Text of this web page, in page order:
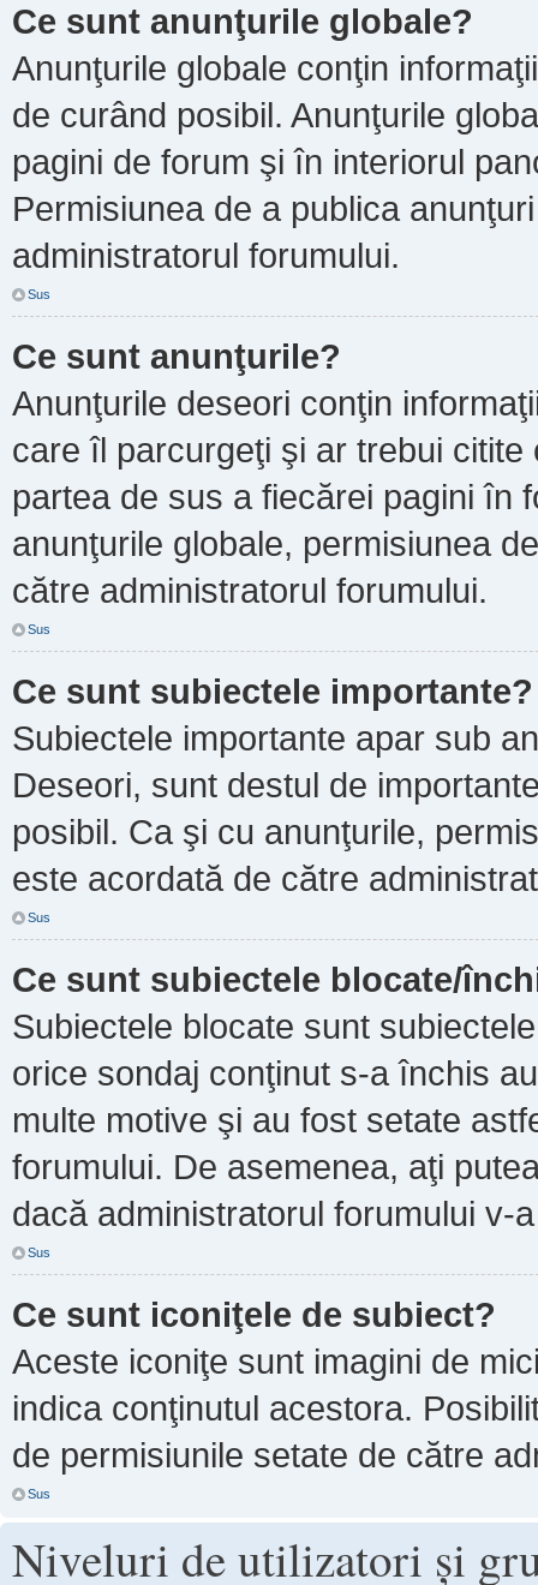
Ce sunt anunţurile globale?
Anunţurile globale conţin
de curând posibil. Anunţurile
pagini de forum şi în interiorul
Permisiunea de a publica
administratorul forumului.
Sus
Ce sunt anunţurile?
Anunţurile deseori conţin
care îl parcurgeţi şi ar trebui
partea de sus a fiecărei pagini în
anunţurile globale, permisiunea
către administratorul forumului.
Sus
Ce sunt subiectele importante?
Subiectele importante apar sub
Deseori, sunt destul de
posibil. Ca şi cu anunţurile,
este acordată de către
Sus
Ce sunt subiectele blocate/
Subiectele blocate sunt
orice sondaj conţinut s-a închis
multe motive şi au fost setate
forumului. De asemenea, aţi
dacă administratorul forumului v-
Sus
Ce sunt iconiţele de subiect?
Aceste iconiţe sunt imagini de
indica conţinutul acestora.
de permisiunile setate de către
Sus
Niveluri de utilizatori şi